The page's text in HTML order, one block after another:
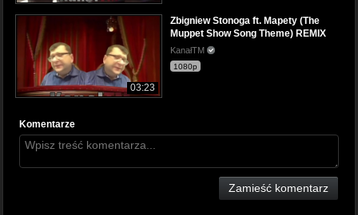
03:23
Zbigniew Stonoga ft. Mapety (The
Muppet Show Song Theme) REMIX
KanałTM
1080p
Komentarze
Zamieść komentarz